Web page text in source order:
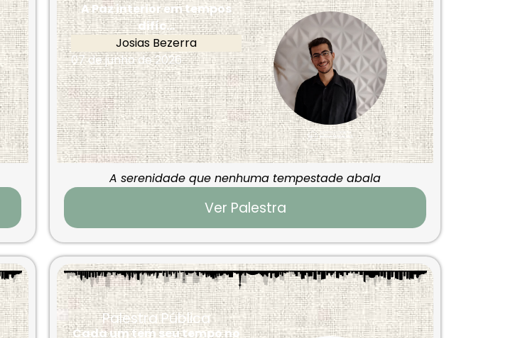
A Paz interior em tempos
difíc...
Josias Bezerra
07 de junho de 2026
A serenidade que nenhuma tempestade abala
Ver Palestra
Palestra Pública
Cada um tem seu tempo no